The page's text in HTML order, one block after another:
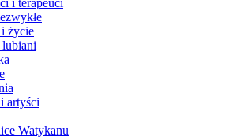
i terapeuci
życie
artyści
Watykanu